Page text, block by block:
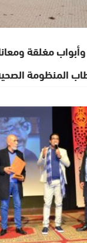
مغلقة
المنظومة